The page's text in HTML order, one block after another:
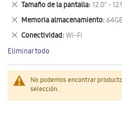
No podemos encontrar
selección.
artículo
Tamaño de la pantalla 12.0" -
Eliminar
este
artículo
Memoria almacenamiento
Eliminar
este
artículo
Conectividad Wi-Fi
Eliminar
este
artículo
Eliminar todo